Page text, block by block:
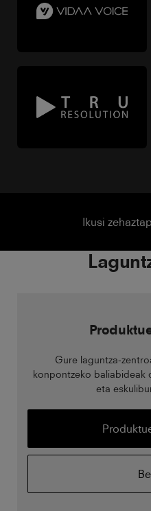
Ikusi
Gure laguntza-
konpontzeko baliabideak
eta